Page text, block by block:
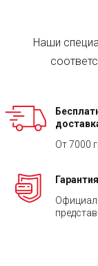
Наши
От 7000